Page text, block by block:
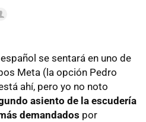
se sentará en uno de
Meta (la opción Pedro
ahí, pero yo no noto
asiento de la escudería
demandados por